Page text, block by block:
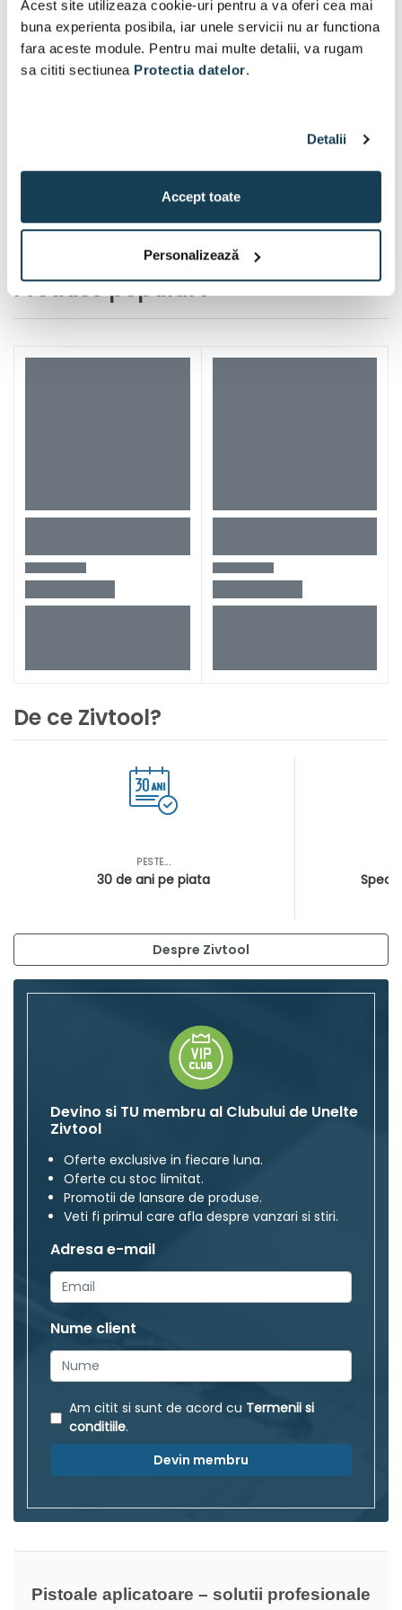
Acest site utilizeaza cookie-uri pentru a va oferi cea mai
buna experienta posibila, iar unele servicii nu ar functiona
fara aceste module. Pentru mai multe detalii, va rugam
sa cititi sectiunea Protectia datelor.
Detalii
Accept toate
Personalizează
| 130 °C/200 °C | Baghete
de lipit 11 mm x 200 mm |
In MetaBOX
Disponibil:2 buc
440 Lei
acumulator 12 V | 400 ml |
4400 | Cu perii | 1 x 2 Ah
acumulator + incarcator |
In cutie de carton original
Disponibil: 1 buc
...
Produse populare
De ce Zivtool?
PESTE...
30 de ani pe piata
Despre Zivtool
Devino si TU membru al Clubului de Unelte
Zivtool
Oferte exclusive in fiecare luna.
Oferte cu stoc limitat.
Promotii de lansare de produse.
Veti fi primul care afla despre vanzari si stiri.
Adresa e-mail
Nume client
Am citit si sunt de acord cu Termenii si
conditiile.
Devin membru
Pistoale aplicatoare – solutii profesionale